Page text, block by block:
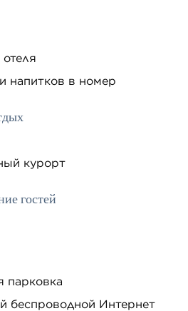
напитков в номер
курорт
гостей
парковка
беспроводной Интернет